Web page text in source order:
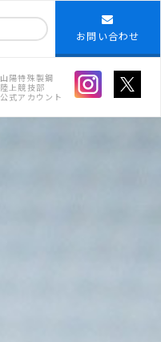
お問い合わせ
山陽特殊製鋼
陸上競技部
公式アカウント